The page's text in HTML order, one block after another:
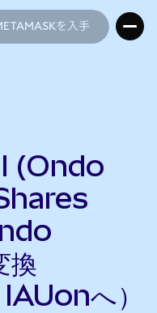
を入手
(Ondo
換
へ）